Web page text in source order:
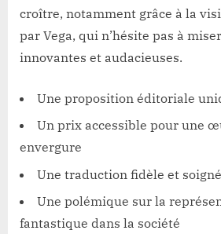
croître, notamment grâce à la
par Vega, qui n’hésite pas à
innovantes et audacieuses.
Une proposition éditoriale
Un prix accessible pour une
envergure
Une traduction fidèle et
Une polémique sur la
fantastique dans la société